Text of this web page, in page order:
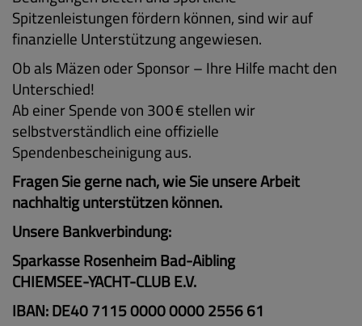
Spitzenleistungen fördern können, sind wir auf
finanzielle Unterstützung angewiesen.
Ob als Mäzen oder Sponsor – Ihre Hilfe macht den
Unterschied!
Ab einer Spende von 300 € stellen wir
selbstverständlich eine offizielle
Spendenbescheinigung aus.
Fragen Sie gerne nach, wie Sie unsere Arbeit
nachhaltig unterstützen können.
Unsere Bankverbindung:
Sparkasse Rosenheim Bad-Aibling
CHIEMSEE-YACHT-CLUB E.V.
IBAN: DE40 7115 0000 0000 2556 61